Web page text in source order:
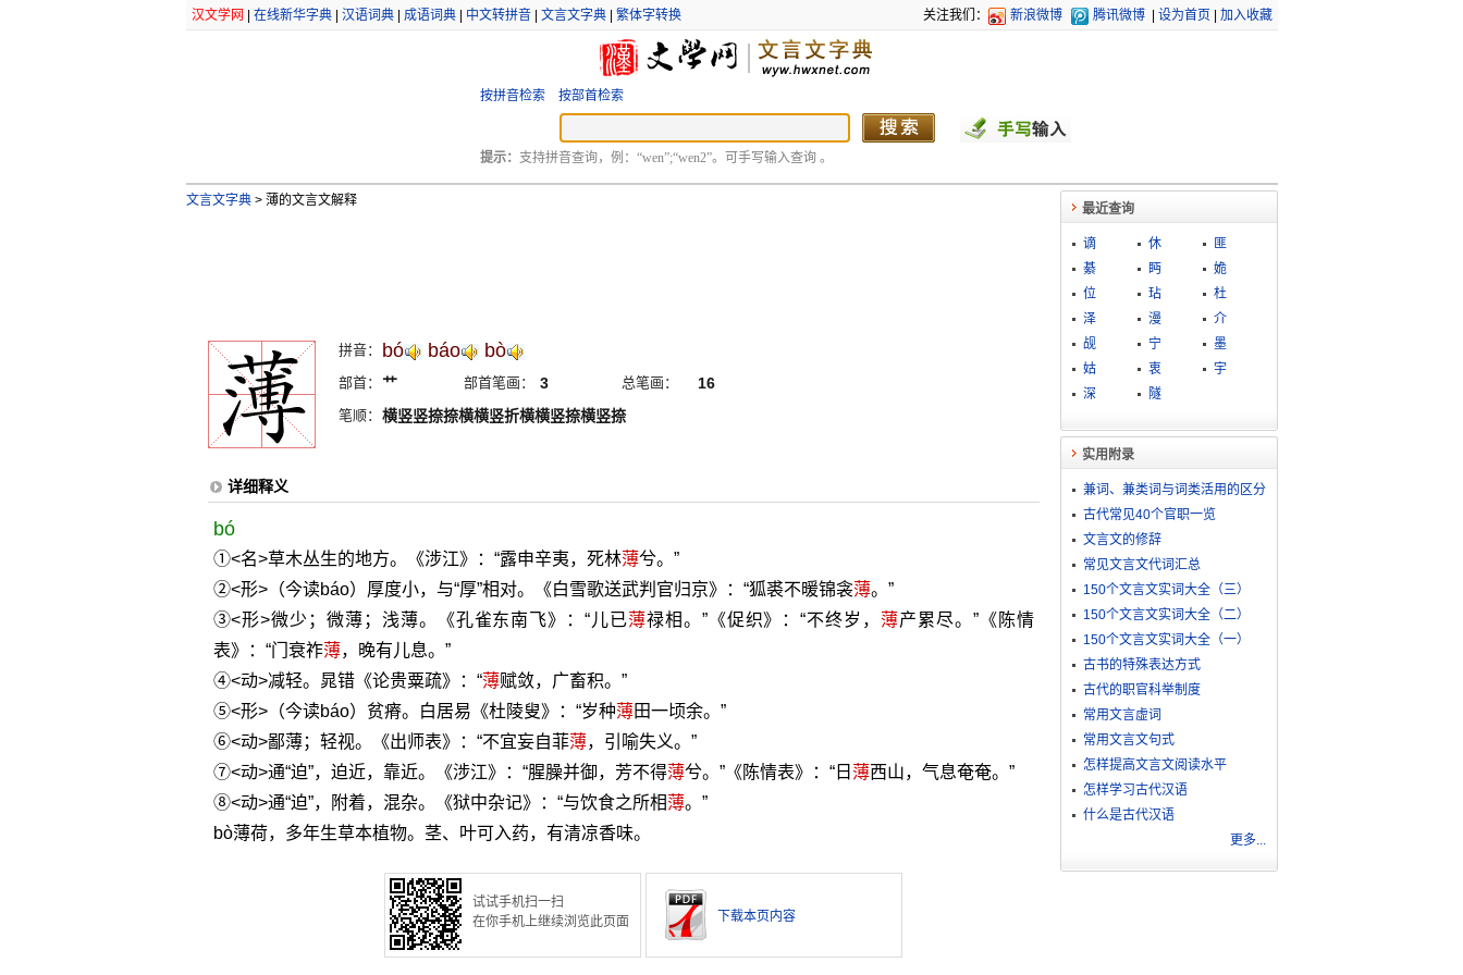
汉文学网 在线新华字典| 汉语词典| 成语词典| 中文转拼音| 文言文字典| 繁体字转换 关注我们： 新浪微博 腾讯微博 设为首页 加入收藏
按拼音检索 按部首检索
提示： 支持拼音查询，例：“wen”;“wen2”。可手写输入查询 。
文言文字典 >薄的文言文解释
拼音： bó báo bò
部首： 艹 部首笔画： 3 总笔画： 16
笔顺： 横竖竖捺捺横横竖折横横竖捺横竖捺
详细释义
bó
①<名>草木丛生的地方。《涉江》：“露申辛夷，死林薄兮。”
②<形>（今读báo）厚度小，与“厚”相对。《白雪歌送武判官归京》：“狐裘不暖锦衾薄。”
③<形>微少；微薄；浅薄。《孔雀东南飞》：“儿已薄禄相。”《促织》：“不终岁，薄产累尽。”《陈情
表》：“门衰祚薄，晚有儿息。”
④<动>减轻。晁错《论贵粟疏》：“薄赋敛，广畜积。”
⑤<形>（今读báo）贫瘠。白居易《杜陵叟》：“岁种薄田一顷余。”
⑥<动>鄙薄；轻视。《出师表》：“不宜妄自菲薄，引喻失义。”
⑦<动>通“迫”，迫近，靠近。《涉江》：“腥臊并御，芳不得薄兮。”《陈情表》：“日 薄西山，气息奄奄。”
⑧<动>通“迫”，附着，混杂。《狱中杂记》：“与饮食之所相薄。”
bò薄荷，多年生草本植物。茎、叶可入药，有清凉香味。
试试手机扫一扫
在你手机上继续浏览此页面
下载本页内容
最近查询
谪 休
匪
綦
眄
姽
位
玷
杜
泽
漫
介
觇
宁
墨
姑
衷
宇
深
隧
实用附录
兼词、兼类词与词类活用的区分
古代常见40个官职一览
文言文的修辞
常见文言文代词汇总
150个文言文实词大全（三）
150个文言文实词大全（二）
150个文言文实词大全（一）
古书的特殊表达方式
古代的职官科举制度
常用文言虚词
常用文言文句式
怎样提高文言文阅读水平
怎样学习古代汉语
什么是古代汉语
更多...